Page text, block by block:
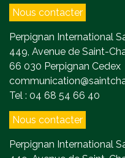
Nous contacter
Perpignan International
449, Avenue de Saint-
66 030 Perpignan Cedex
Tel : 04 68 54 66 40
Nous contacter
Perpignan International